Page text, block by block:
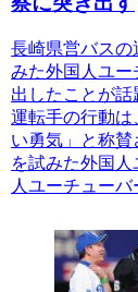
長崎県営バス
みた外国人ユー
出したことが
運転手の行動
い勇気」と称
を試みた外国
人ユーチューバ